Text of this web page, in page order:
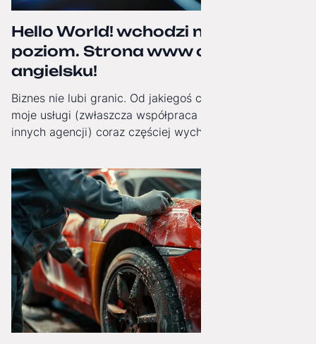
Hello World! wchodzi na wyższy
poziom. Strona www oficjalnie po
angielsku!
Biznes nie lubi granic. Od jakiegoś czasu obserwuję, jak
moje usługi (zwłaszcza współpraca White-Label dla
innych agencji) coraz częściej wychodzą poza Polskę.
angielską wersję językową!